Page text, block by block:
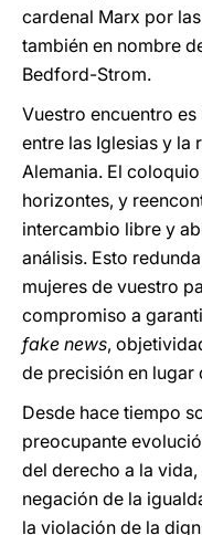
cardenal Marx por
también en nombre
Bedford-Strom.
Vuestro encuentro
entre las Iglesias y la
Alemania. El
horizontes, y
intercambio libre y
análisis. Esto
mujeres de vuestro
compromiso a
fake news,
de precisión en
Desde hace tiempo
preocupante
del derecho a la
negación de la
la violación de la